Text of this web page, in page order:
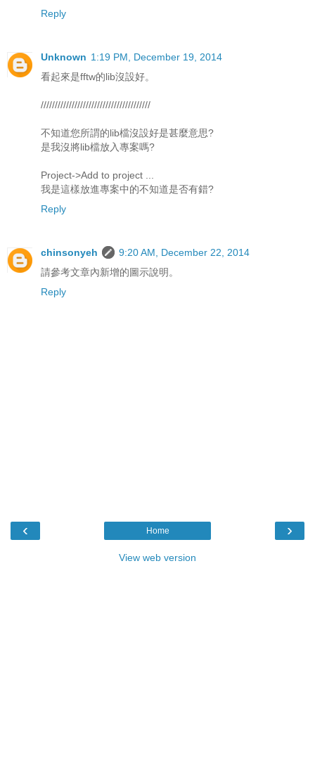
Reply
Unknown 1:19 PM, December 19, 2014
看起來是fftw的lib沒設好。
///////////////////////////////////////
不知道您所謂的lib檔沒設好是甚麼意思?
是我沒將lib檔放入專案嗎?
Project->Add to project ...
我是這樣放進專案中的不知道是否有錯?
Reply
chinsonyeh
9:20 AM, December 22, 2014
請參考文章內新增的圖示說明。
Reply
‹ ›
Home
View web version